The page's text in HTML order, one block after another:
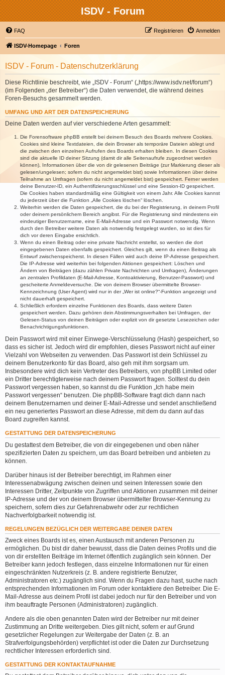
ISDV - Forum
FAQ Anmelden
Registrieren
ISDV-Homepage Foren
ISDV - Forum - Datenschutzerklärung
Diese Richtlinie beschreibt, wie „ISDV - Forum“ („https://www.isdv.net/forum“)
(im Folgenden „der Betreiber“) die Daten verwendet, die während deines
Foren-Besuchs gesammelt werden.
UMFANG UND ART DER DATENSPEICHERUNG
Deine Daten werden auf vier verschiedene Arten gesammelt:
Die Forensoftware phpBB erstellt bei deinem Besuch des Boards mehrere Cookies.
Cookies sind kleine Textdateien, die dein Browser als temporäre Dateien ablegt und
die zwischen den einzelnen Aufrufen des Boards erhalten bleiben. In diesen Cookies
sind die aktuelle ID deiner Sitzung (damit dir alle Seitenaufrufe zugeordnet werden
können), Informationen über die von dir gelesenen Beiträge (zur Markierung dieser als
gelesen/ungelesen; sofern du nicht angemeldet bist) sowie Informationen über deine
Teilnahme an Umfragen (sofern du nicht angemeldet bist) gespeichert. Ferner werden
deine Benutzer-ID, ein Authentifizierungsschlüssel und eine Session-ID gespeichert.
Die Cookies haben standardmäßig eine Gültigkeit von einem Jahr. Alle Cookies kannst
du jederzeit über die Funktion „Alle Cookies löschen“ löschen.
Weiterhin werden die Daten gespeichert, die du bei der Registrierung, in deinem Profil
oder deinem persönlichem Bereich angibst. Für die Registrierung sind mindestens ein
eindeutiger Benutzername, eine E-Mail-Adresse und ein Passwort notwendig. Wenn
durch den Betreiber weitere Daten als notwendig festgelegt wurden, so ist dies für
dich vor deren Eingabe ersichtlich.
Wenn du einen Beitrag oder eine private Nachricht erstellst, so werden die dort
eingegebenen Daten ebenfalls gespeichert. Gleiches gilt, wenn du einen Beitrag als
Entwurf zwischenspeicherst. In diesen Fällen wird auch deine IP-Adresse gespeichert.
Die IP-Adresse wird weiterhin bei folgenden Aktionen gespeichert: Löschen und
Ändern von Beiträgen (dazu zählen Private Nachrichten und Umfragen), Änderungen
an zentralen Profildaten (E-Mail-Adresse, Kontoaktivierung, Benutzer-Passwort) und
gescheiterte Anmeldeversuche. Die von deinem Browser übermittelte Browser-
Kennzeichnung (User Agent) wird nur in der „Wer ist online?“-Funktion angezeigt und
nicht dauerhaft gespeichert.
Schließlich erfordern einzelne Funktionen des Boards, dass weitere Daten
gespeichert werden. Dazu gehören dein Abstimmungsverhalten bei Umfragen, der
Gelesen-Status von deinen Beiträgen oder explizit von dir gesetzte Lesezeichen oder
Benachrichtigungsfunktionen.
Dein Passwort wird mit einer Einwege-Verschlüsselung (Hash) gespeichert, so
dass es sicher ist. Jedoch wird dir empfohlen, dieses Passwort nicht auf einer
Vielzahl von Webseiten zu verwenden. Das Passwort ist dein Schlüssel zu
deinem Benutzerkonto für das Board, also geh mit ihm sorgsam um.
Insbesondere wird dich kein Vertreter des Betreibers, von phpBB Limited oder
ein Dritter berechtigterweise nach deinem Passwort fragen. Solltest du dein
Passwort vergessen haben, so kannst du die Funktion „Ich habe mein
Passwort vergessen“ benutzen. Die phpBB-Software fragt dich dann nach
deinem Benutzernamen und deiner E-Mail-Adresse und sendet anschließend
ein neu generiertes Passwort an diese Adresse, mit dem du dann auf das
Board zugreifen kannst.
GESTATTUNG DER DATENSPEICHERUNG
Du gestattest dem Betreiber, die von dir eingegebenen und oben näher
spezifizierten Daten zu speichern, um das Board betreiben und anbieten zu
können.
Darüber hinaus ist der Betreiber berechtigt, im Rahmen einer
Interessenabwägung zwischen deinen und seinen Interessen sowie den
Interessen Dritter, Zeitpunkte von Zugriffen und Aktionen zusammen mit deiner
IP-Adresse und der von deinem Browser übermittelter Browser-Kennung zu
speichern, sofern dies zur Gefahrenabwehr oder zur rechtlichen
Nachverfolgbarkeit notwendig ist.
REGELUNGEN BEZÜGLICH DER WEITERGABE DEINER DATEN
Zweck eines Boards ist es, einen Austausch mit anderen Personen zu
ermöglichen. Du bist dir daher bewusst, dass die Daten deines Profils und die
von dir erstellten Beiträge im Internet öffentlich zugänglich sein können. Der
Betreiber kann jedoch festlegen, dass einzelne Informationen nur für einen
eingeschränkten Nutzerkreis (z. B. andere registrierte Benutzer,
Administratoren etc.) zugänglich sind. Wenn du Fragen dazu hast, suche nach
entsprechenden Informationen im Forum oder kontaktiere den Betreiber. Die E-
Mail-Adresse aus deinem Profil ist dabei jedoch nur für den Betreiber und von
ihm beauftragte Personen (Administratoren) zugänglich.
Andere als die oben genannten Daten wird der Betreiber nur mit deiner
Zustimmung an Dritte weitergeben. Dies gilt nicht, sofern er auf Grund
gesetzlicher Regelungen zur Weitergabe der Daten (z. B. an
Strafverfolgungsbehörden) verpflichtet ist oder die Daten zur Durchsetzung
rechtlicher Interessen erforderlich sind.
GESTATTUNG DER KONTAKTAUFNAHME